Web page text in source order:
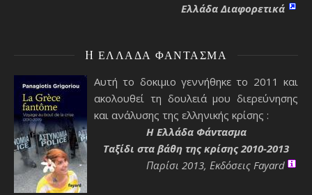
Ελλάδα Διαφορετικά
H ΕΛΛΆΔΑ ΦΆΝΤΑΣΜΑ
Αυτή το δοκιμιο γεννήθηκε το 2011 και
ακολουθεί τη δουλειά μου διερεύνησης
και ανάλυσης της ελληνικής κρίσης :
H Ελλάδα Φάντασμα
Ταξίδι στα βάθη της κρίσης 2010-2013
Παρίσι 2013, Εκδόσεις Fayard